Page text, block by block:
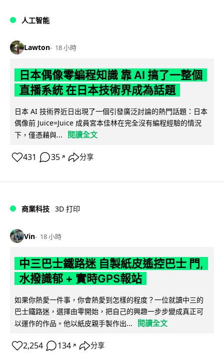
人工智能
Lawton 18 小時
日本偶像零編程知識 靠 AI 搞了一整個
直播系統 在日本技術界成為話題
日本 AI 技術界近日出現了一個引發廣泛討論的熱門話題：日本
偶像前 Juice=Juice 成員宮本佳林在完全沒有編程經驗的情況
下，僅憑藉與...
閱讀全文
431 35 ↗ 分享
商業科技 3D 打印
Vin 18 小時
中三巴士鐵路迷 自製紙皮遙控巴士 門,
水撥識郁 + 實時GPS報站
如果你熱愛一件事，你會熱愛到怎樣的程度？一位就讀中三的
巴士鐵路迷，選擇由零開始，把自己的興趣一步步變成真正可
以運作的作品。他以紙皮親手製作出...
閱讀全文
2,254 134 ↗ 分享